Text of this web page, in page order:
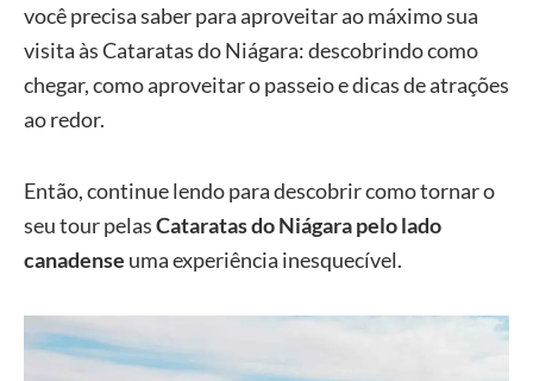
você precisa saber para aproveitar ao máximo sua
visita às Cataratas do Niágara: descobrindo como
chegar, como aproveitar o passeio e dicas de atrações
ao redor.
Então, continue lendo para descobrir como tornar o
seu tour pelasCataratas do Niágara pelo lado
canadense uma experiência inesquecível.